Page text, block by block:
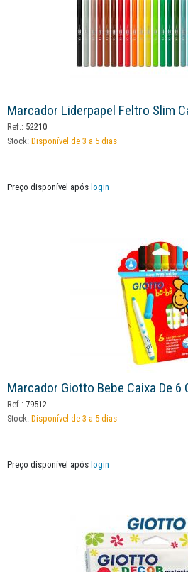
Marcador Liderpapel Feltro Slim
Ref.: 52210
Stock: Disponível de 3 a 5 dias
Preço disponível após login
Marcador Giotto Bebe Caixa De 6
Ref.: 79512
Stock: Disponível de 3 a 5 dias
Preço disponível após login